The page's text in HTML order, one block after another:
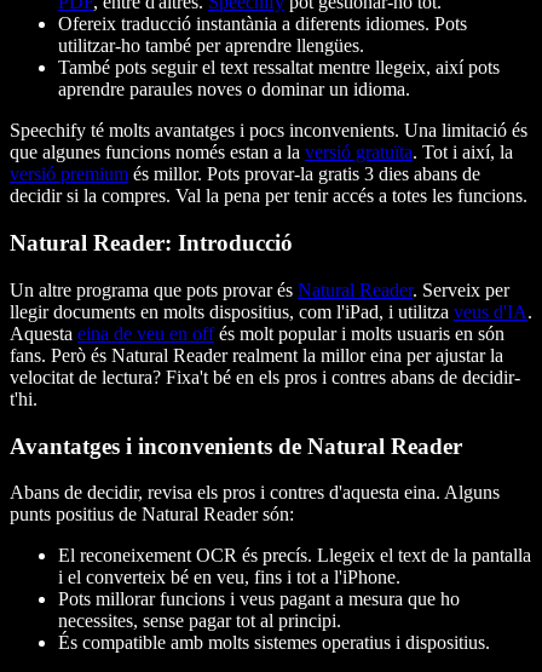
Ofereix traducció instantània a diferents idiomes. Pots
utilitzar-ho també per aprendre llengües.
També pots seguir el text ressaltat mentre llegeix, així pots
aprendre paraules noves o dominar un idioma.
Speechify té molts avantatges i pocs inconvenients. Una limitació és
que algunes funcions només estan a la versió gratuïta. Tot i així, la
versió premium és millor. Pots provar-la gratis 3 dies abans de
decidir si la compres. Val la pena per tenir accés a totes les funcions.
Natural Reader: Introducció
Un altre programa que pots provar és Natural Reader. Serveix per
llegir documents en molts dispositius, com l'iPad, i utilitza veus d'IA.
Aquesta eina de veu en offés molt popular i molts usuaris en són
fans. Però és Natural Reader realment la millor eina per ajustar la
velocitat de lectura? Fixa't bé en els pros i contres abans de decidir-
t'hi.
Avantatges i inconvenients de Natural Reader
Abans de decidir, revisa els pros i contres d'aquesta eina. Alguns
punts positius de Natural Reader són:
El reconeixement OCR és precís. Llegeix el text de la pantalla
i el converteix bé en veu, fins i tot a l'iPhone.
Pots millorar funcions i veus pagant a mesura que ho
necessites, sense pagar tot al principi.
És compatible amb molts sistemes operatius i dispositius.